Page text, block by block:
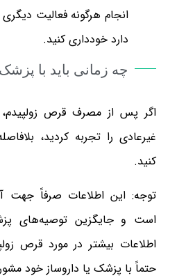
انجام هرگونه فعالیت
دارد خودداری کنید.
چه زمانی باید با
اگر پس از مصرف قرص
غیرعادی را تجربه کردید،
کنید.
توجه: این اطلاعات صرفاً جهت
است و جایگزین توصیه‌های
اطلاعات بیشتر در مورد قرص
حتماً با پزشک یا داروساز خود